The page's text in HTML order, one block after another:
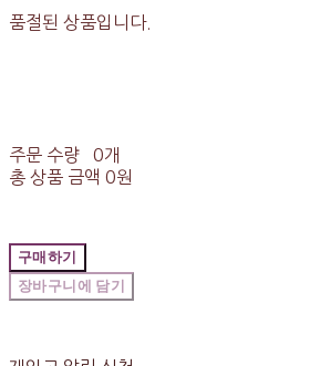
품절된 상품입니다.
주문 수량
0개
총 상품 금액 0원
구매하기
장바구니에 담기